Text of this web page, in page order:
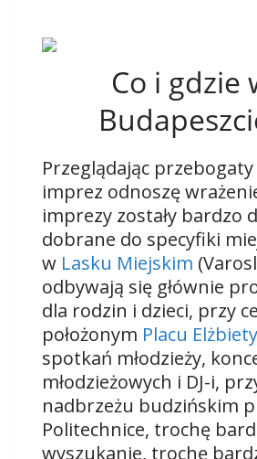
Co i gdzie
Przeglądając
imprez odnoszę
imprezy zostały bardzo
dobrane do specyfiki
w Lasku Miejskim
odbywają się głównie
dla rodzin i dzieci, przy
położonym Placu Elżbiety
spotkań młodzieży,
młodzieżowych i DJ-i,
nadbrzeżu budzińskim
Politechnice, trochę
wyszukanie, trochę